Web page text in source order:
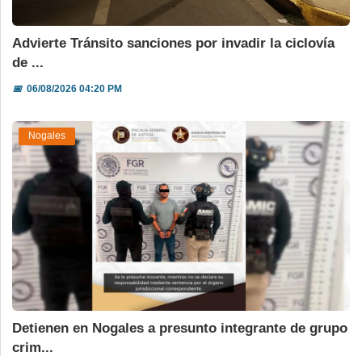
Advierte Tránsito sanciones por invadir la ciclovía
de ...
📅06/08/2026 04:20 PM
Nogales
Detienen en Nogales a presunto integrante de grupo
crim...